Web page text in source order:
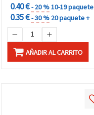
0.40 €- 20 %10-19 paquete
0.35 €- 30 % 20 paquete +
AÑADIR AL CARRITO